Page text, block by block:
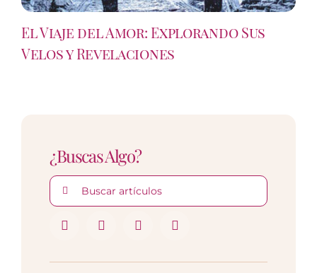
El Viaje del Amor: Explorando Sus
Velos y Revelaciones
¿Buscas Algo?
Buscar: